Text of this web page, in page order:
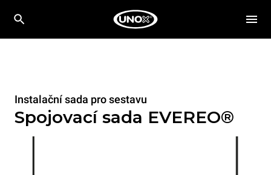
Instalační sada pro sestavu
Spojovací sada EVEREO®